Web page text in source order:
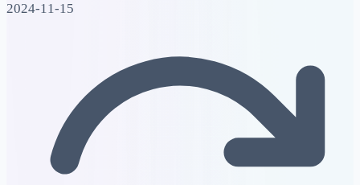
2024-11-15